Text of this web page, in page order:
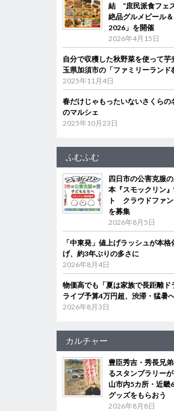
結 “庶民派食フェ
絶品グルメビール
2026」を開催
2026年4月15日
自分で収穫した秋野菜を使って
玉県加須市の「ファミリーランド
2025年11月4日
春だけじゃもったいないさくらの
のマルシェ
2025年10月23日
ふむふむ
四日市の公害克服
本『スモックリン
ト クラウドファ
を募集
2026年8月5日
「中東発」値上げラッシュが本
げ、約3年ぶりの多さに
2026年8月4日
物価高でも「夏は家族で長距離
ライブ予算4万円超、渋滞・猛暑
2026年8月3日
カルチャー
豊臣秀吉・秀長兄
るスタンプラリー
山市内5カ所・近畿
グッズをもらおう
2026年8月8日